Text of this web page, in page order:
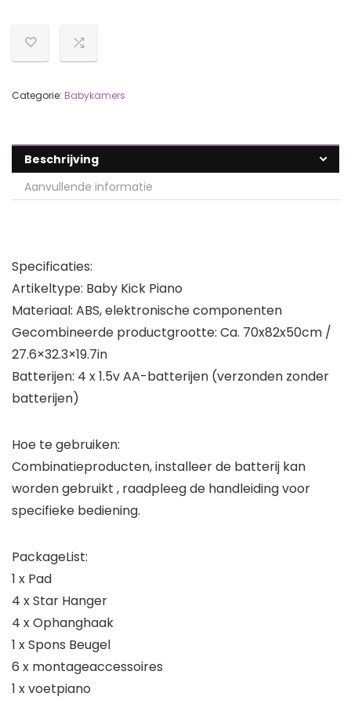
Categorie: Babykamers
Beschrijving
Aanvullende informatie
Specificaties:
Artikeltype: Baby Kick Piano
Materiaal: ABS, elektronische componenten
Gecombineerde productgrootte: Ca. 70x82x50cm /
27.6×32.3×19.7in
Batterijen: 4 x 1.5v AA-batterijen (verzonden zonder
batterijen)
Hoe te gebruiken:
Combinatieproducten, installeer de batterij kan
worden gebruikt , raadpleeg de handleiding voor
specifieke bediening.
PackageList:
1 x Pad
4 x Star Hanger
4 x Ophanghaak
1 x Spons Beugel
6 x montageaccessoires
1 x voetpiano